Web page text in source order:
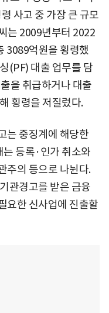
사고 중 가장 큰 규모
는 2009년부터 2022
3089억원을 횡령했
(PF) 대출 업무를 담
을 취급하거나 대출
횡령을 저질렀다.
는 중징계에 해당한
는 등록·인가 취소와
주의 등으로 나뉜다.
관경고를 받은 금융
요한 신사업에 진출할